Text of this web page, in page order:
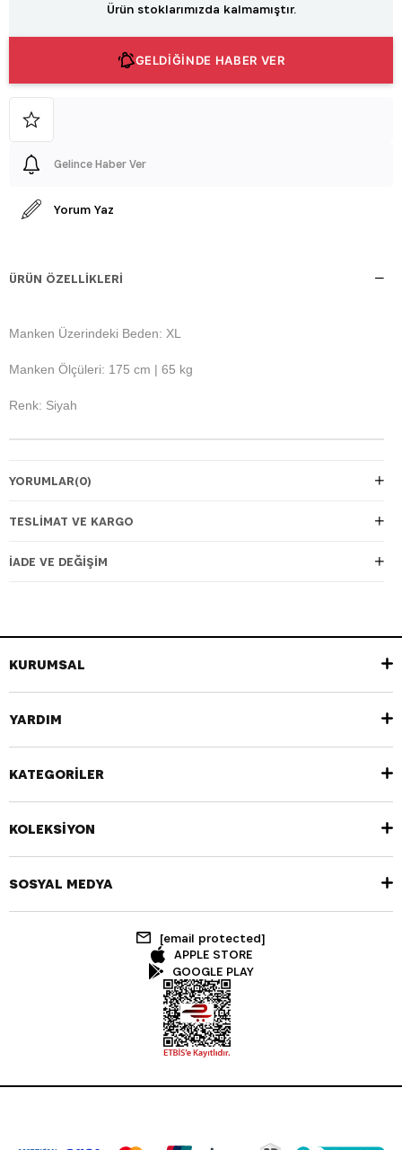
Ürün stoklarımızda kalmamıştır.
GELDİĞİNDE HABER VER
Gelince Haber Ver
Yorum Yaz
ÜRÜN ÖZELLIKLERI
Manken Üzerindeki Beden: XL
Manken Ölçüleri: 175 cm | 65 kg
Renk: Siyah
YORUMLAR(0)
TESLIMAT VE KARGO
İADE VE DEĞIŞIM
KURUMSAL
YARDIM
KATEGORİLER
KOLEKSİYON
SOSYAL MEDYA
[email protected]
APPLE STORE
GOOGLE PLAY